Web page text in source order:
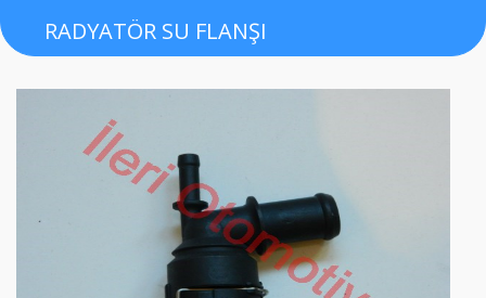
RADYATÖR SU FLANŞI